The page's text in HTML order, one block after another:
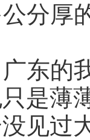
分厚
东的
是薄
见过